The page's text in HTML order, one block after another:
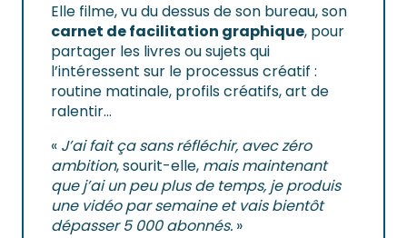
Elle filme, vu du dessus de son bureau, son
carnet de facilitation graphique, pour
partager les livres ou sujets qui
l’intéressent sur le processus créatif :
routine matinale, profils créatifs, art de
ralentir…
« J’ai fait ça sans réfléchir, avec zéro
ambition, sourit-elle, mais maintenant
que j’ai un peu plus de temps, je produis
une vidéo par semaine et vais bientôt
dépasser 5 000 abonnés. »